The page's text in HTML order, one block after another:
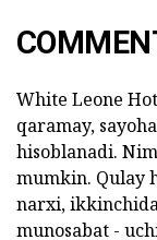
White Leone
qaramay,
hisoblanadi.
mumkin. Qulay
narxi,
munosabat -